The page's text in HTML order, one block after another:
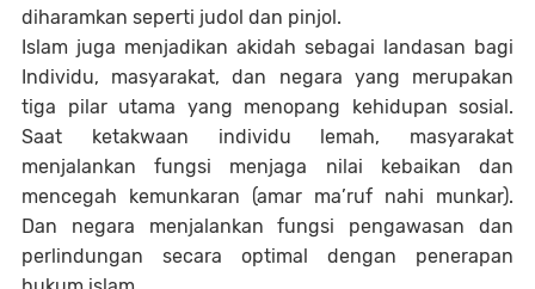
diharamkan seperti judol dan pinjol.
Islam juga menjadikan akidah sebagai landasan bagi
Individu, masyarakat, dan negara yang merupakan
tiga pilar utama yang menopang kehidupan sosial.
Saat ketakwaan individu lemah, masyarakat
menjalankan fungsi menjaga nilai kebaikan dan
mencegah kemunkaran (amar ma’ruf nahi munkar).
Dan negara menjalankan fungsi pengawasan dan
perlindungan secara optimal dengan penerapan